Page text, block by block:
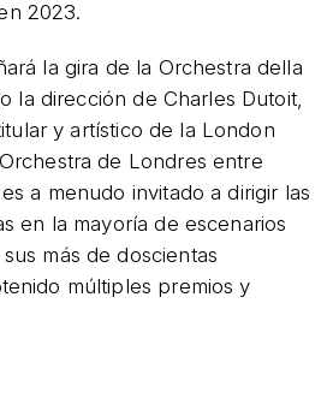
2023.
la gira de la Orchestra della
la dirección de Charles Dutoit,
y artístico de la London
de Londres entre
a menudo invitado a dirigir las
en la mayoría de escenarios
más de doscientas
múltiples premios y